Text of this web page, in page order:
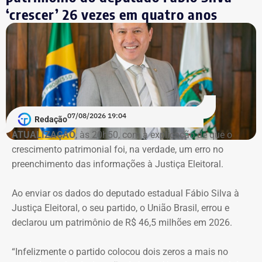
nas investigações da Operação Favorito, que apurou um
esquema de desvios de recursos públicos durante a
pandemia de Covid-19. Conforme a denúncia do MP, uma
empresa ligada ao empresário teria sido utilizada em
movimentações financeiras investigadas no caso.
Declaração de bens do deputado Rafael Nobre em 2022 — Foto:
Reprodução/Divulgacand
Imóvel de Eduardo Bolsonaro será leiloado por um valor 36% menor ao que
O apartamento que vai à leilão fica na Avenida Pasteu e
tem cerca de 101 metros quadrados. O imóvel se
Baía de Guanabara.
‘crescer’ 26 vezes em quatro anos
Redação07/08/2026 19:04
ATUALIZAÇÃO, às 20h50, com a explicação de que o
crescimento patrimonial foi, na verdade, um erro no
preenchimento das informações à Justiça Eleitoral.
Ao enviar os dados do deputado estadual Fábio Silva à
Justiça Eleitoral, o seu partido, o União Brasil, errou e
declarou um patrimônio de R$ 46,5 milhões em 2026.
“Infelizmente o partido colocou dois zeros a mais no